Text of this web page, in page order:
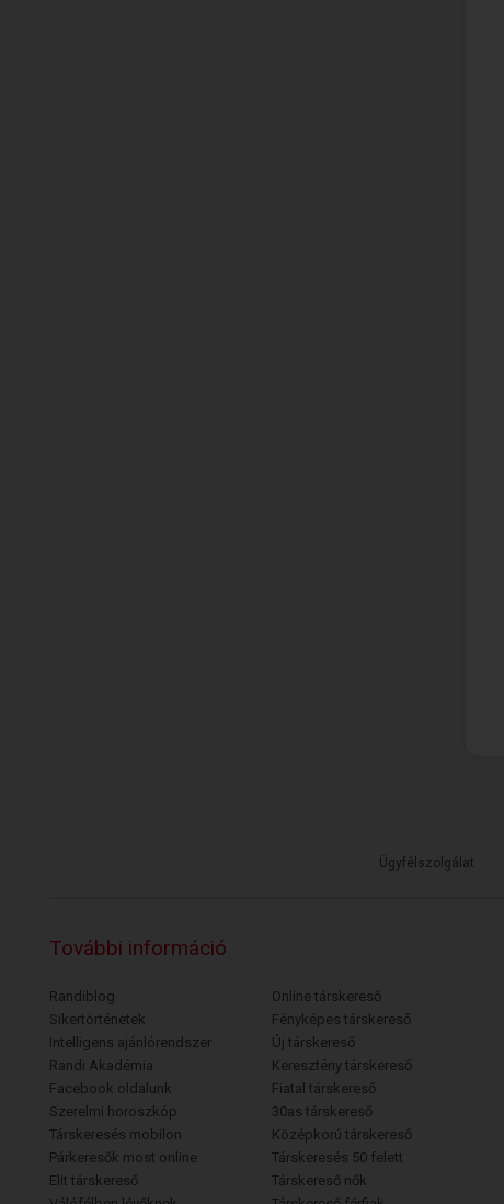
Ügyfélszolgálat
További információ
Randiblog
Sikertörténetek
Intelligens ajánlórendszer
Randi Akadémia
Facebook oldalunk
Szerelmi horoszkóp
Társkeresés mobilon
Párkeresők most online
Elit társkereső
Online társkereső
Fényképes társkereső
Új társkereső
Keresztény társkereső
Fiatal társkereső
30as társkereső
Középkorú társkereső
Társkeresés 50 felett
Társkereső nők